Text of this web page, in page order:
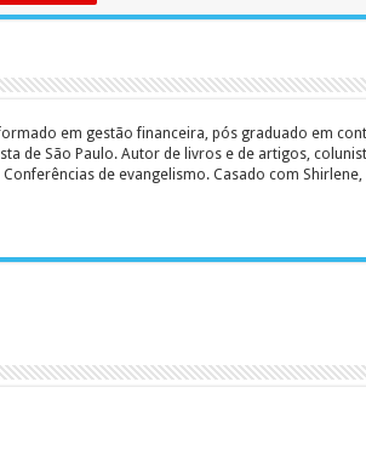
em gestão financeira, pós graduado em
de São Paulo. Autor de livros e de artigos,
de evangelismo. Casado com